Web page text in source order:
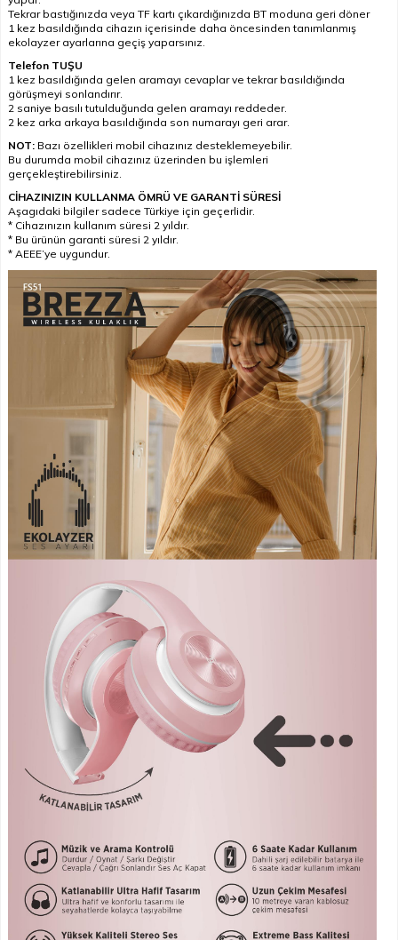
Tekrar bastığınızda veya TF kartı çıkardığınızda BT moduna geri döner
1 kez basıldığında cihazın içerisinde daha öncesinden tanımlanmış
ekolayzer ayarlarına geçiş yaparsınız.
Telefon TUŞU
1 kez basıldığında gelen aramayı cevaplar ve tekrar basıldığında
görüşmeyi sonlandırır.
2 saniye basılı tutulduğunda gelen aramayı reddeder.
2 kez arka arkaya basıldığında son numarayı geri arar.
NOT: Bazı özellikleri mobil cihazınız desteklemeyebilir.
Bu durumda mobil cihazınız üzerinden bu işlemleri
gerçekleştirebilirsiniz.
CİHAZINIZIN KULLANMA ÖMRÜ VE GARANTİ SÜRESİ
Aşagıdaki bilgiler sadece Türkiye için geçerlidir.
* Cihazınızın kullanım süresi 2 yıldır.
* Bu ürünün garanti süresi 2 yıldır.
* AEEE’ye uygundur.